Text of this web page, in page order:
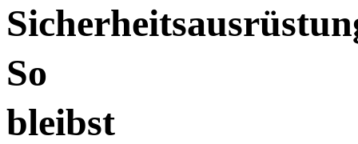
So
bleibst